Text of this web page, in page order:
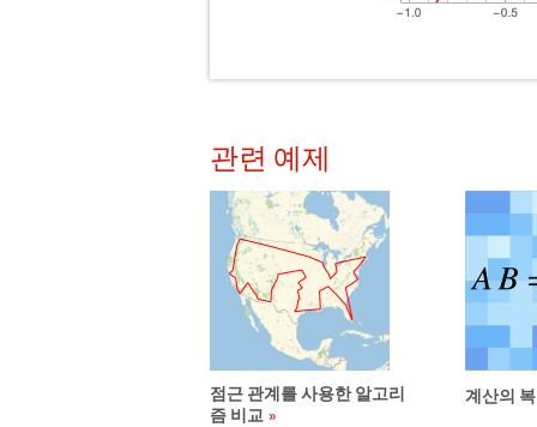
관련 예제
점근 관계를 사용한 알고리
즘 비교
계산의